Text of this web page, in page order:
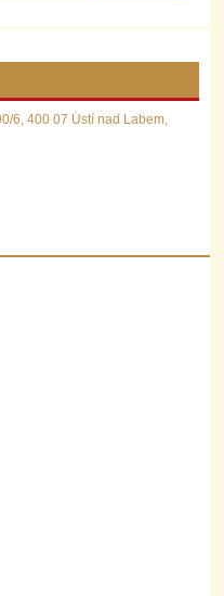
6, 400 07 Ústí nad Labem,